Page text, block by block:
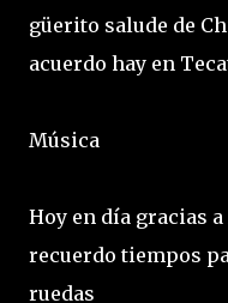
güerito salude de
acuerdo hay en
Música
Hoy en día gracias
recuerdo tiempos
ruedas